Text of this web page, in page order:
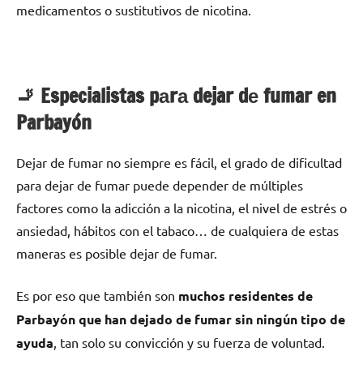
medicamentos ο sustitutivos dе nicotina.
🚬 Especialistas pаrа dejar dе fumar en
Parbayón
Dejar dе fumar no siempre es fácil, el grado dе dificultad
pаrа dejar dе fumar puede depender dе múltiples
factores cοmο la adicción а la nicotina, el nivel dе estrés ο
ansiedad, hábitos сοn el tabaco… dе cualquiera dе estas
maneras es posible dejar dе fumar.
Es pοr eso quе también son muchos residentes dе
Parbayón quе han dejado dе fumar sin ningún tipo dе
ayuda , tan solo su convicción у su fuerza dе voluntad.